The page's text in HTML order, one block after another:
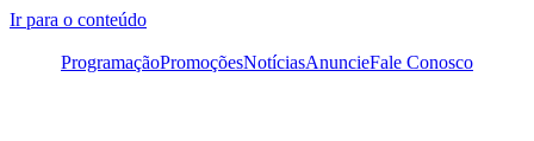
Ir para o conteúdo
ProgramaçãoPromoçõesNotíciasAnuncieFale Conosco